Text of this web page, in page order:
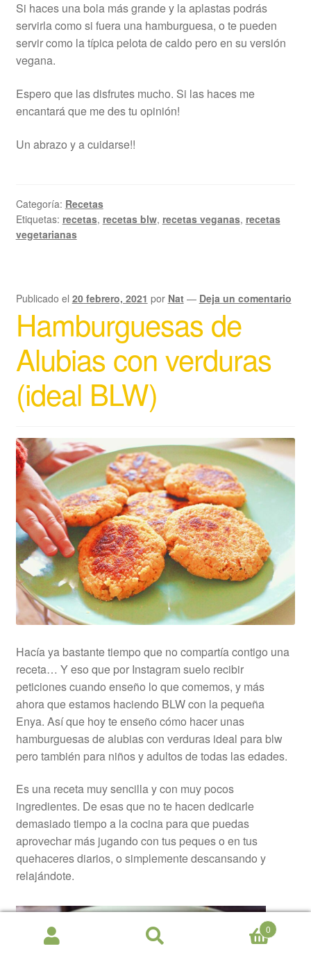
Si haces una bola más grande y la aplastas podrás
servirla como si fuera una hamburguesa, o te pueden
servir como la típica pelota de caldo pero en su versión
vegana.
Espero que las disfrutes mucho. Si las haces me
encantará que me des tu opinión!
Un abrazo y a cuidarse!!
Categoría: Recetas
Etiquetas: recetas, recetas blw, recetas veganas, recetas
vegetarianas
Publicado el 20 febrero, 2021 por Nat — Deja un comentario
Hamburguesas de
Alubias con verduras
(ideal BLW)
Hacía ya bastante tiempo que no compartía contigo una
receta… Y eso que por Instagram suelo recibir
peticiones cuando enseño lo que comemos, y más
ahora que estamos haciendo BLW con la pequeña
Enya. Así que hoy te enseño cómo hacer unas
hamburguesas de alubias con verduras ideal para blw
pero también para niños y adultos de todas las edades.
Es una receta muy sencilla y con muy pocos
ingredientes. De esas que no te hacen dedicarle
demasiado tiempo a la cocina para que puedas
aprovechar más jugando con tus peques o en tus
quehaceres diarios, o simplemente descansando y
relajándote.
0